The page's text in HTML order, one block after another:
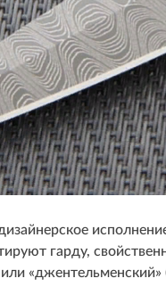
гарду,
«джентельменский»